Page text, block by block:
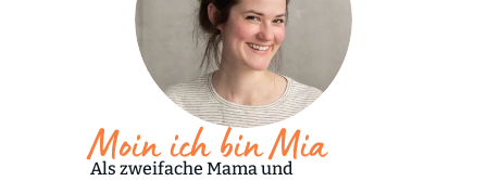
Moin ich bin Mia
Als zweifache Mama und